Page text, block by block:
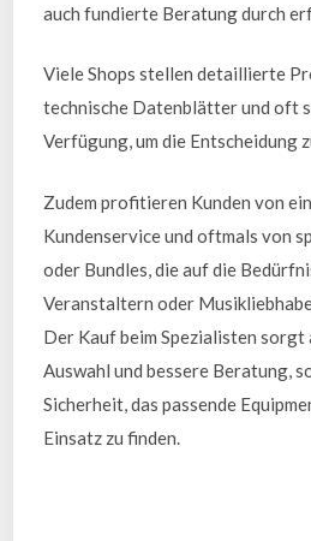
auch fundierte Beratung durch
Viele Shops stellen detaillierte
technische Datenblätter und oft
Verfügung, um die Entscheidung
Zudem profitieren Kunden von
Kundenservice und oftmals von
oder Bundles, die auf die
Veranstaltern oder
Der Kauf beim Spezialisten
Auswahl und bessere Beratung,
Sicherheit, das passende
Einsatz zu finden.